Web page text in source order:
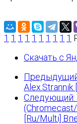
1 1 1 1 1 1 1 1 1 1
Скачать с
Alex.Strannik
Следующий:
[Ru/Multi]